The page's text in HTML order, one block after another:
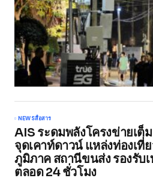
NEWSสื่อสาร
AIS ระดมพลังโครงข่ายเ
จุดเคาท์ดาวน์ แหล่งท่องเที่
ภูมิภาค สถานีขนส่ง รองรับ
ตลอด 24 ชั่วโมง